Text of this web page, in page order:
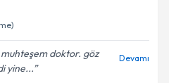
e-posta ile
doktor. göz
yine...
Devamı